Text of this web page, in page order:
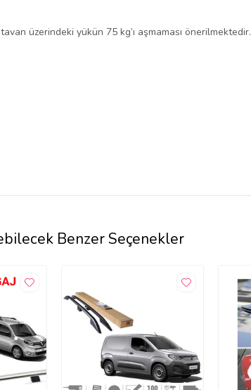
üzerindeki yükün 75 kg’ı aşmaması önerilmektedir.
Benzer Seçenekler